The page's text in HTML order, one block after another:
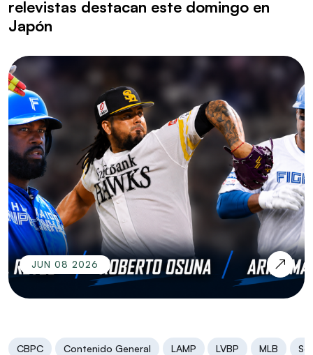
relevistas destacan este domingo en
Japón
JUN 08 2026
CBPC Contenido General LAMP LVBP MLB